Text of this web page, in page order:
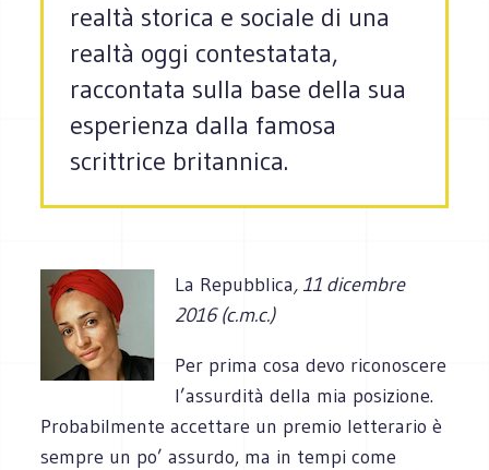
realtà storica e sociale di una
realtà oggi contestatata,
raccontata sulla base della sua
esperienza dalla famosa
scrittrice britannica.
La Repubblica, 11 dicembre
2016 (c.m.c.)
Per prima cosa devo riconoscere
l’assurdità della mia posizione.
Probabilmente accettare un premio letterario è
sempre un po’ assurdo, ma in tempi come